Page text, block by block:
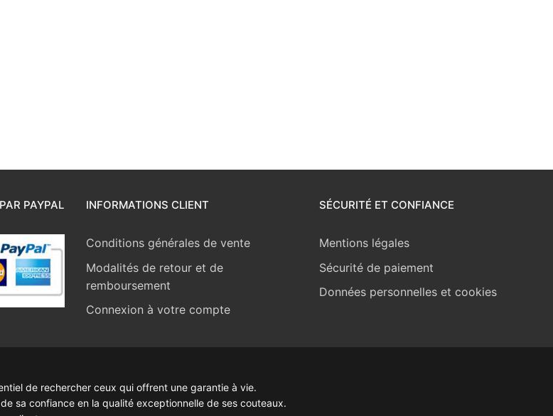
PAYPAL INFORMATIONS CLIENT
Conditions générales de vente
Modalités de retour et de
remboursement
Connexion à votre compte
SÉCURITÉ ET CONFIANCE
Mentions légales
Sécurité de paiement
Données personnelles et cookies
de rechercher ceux qui offrent une garantie à vie.
sa confiance en la qualité exceptionnelle de ses couteaux.